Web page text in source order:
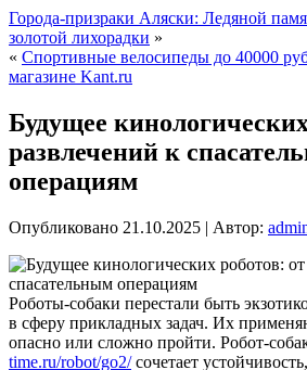
Города-призраки Аляски: Ледяной
золотой лихорадки »
« Спортивные велосипеды до 40000
магазине Kant.ru
Будущее
развлечений к
операциям
Опубликовано 21.10.2025 | Автор:
Роботы-собаки перестали быть
в сферу прикладных задач. Их
опасно или сложно пройти. Робот-
time.ru/robot/go2/сочетает